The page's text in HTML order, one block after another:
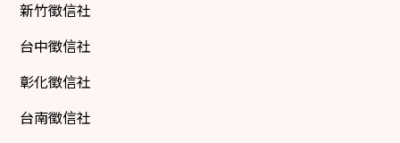
新竹徵信社
台中徵信社
彰化徵信社
台南徵信社